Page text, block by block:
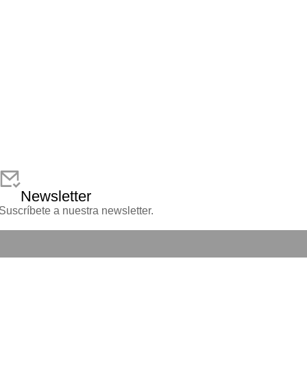
Newsletter
a nuestra newsletter.